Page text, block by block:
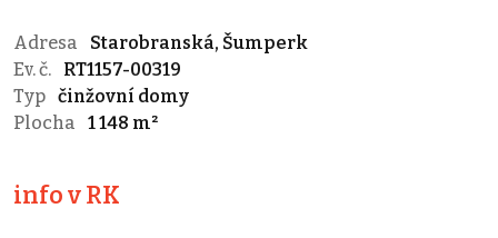
Adresa
Starobranská, Šumperk
Ev. č.
RT1157-00319
Typ činžovní domy
Plocha
1 148 m²
info v RK